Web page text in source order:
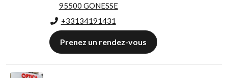
95500 GONESSE
+33134191431
Prenez un rendez-vous